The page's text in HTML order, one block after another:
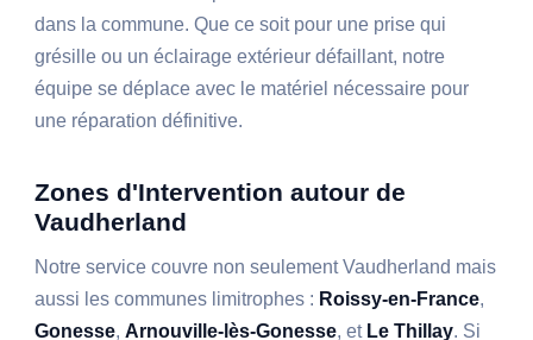
dans la commune. Que ce soit pour une prise qui
grésille ou un éclairage extérieur défaillant, notre
équipe se déplace avec le matériel nécessaire pour
une réparation définitive.
Zones d'Intervention autour de
Vaudherland
Notre service couvre non seulement Vaudherland mais
aussi les communes limitrophes : Roissy-en-France,
Gonesse,Arnouville-lès-Gonesse, et Le Thillay. Si